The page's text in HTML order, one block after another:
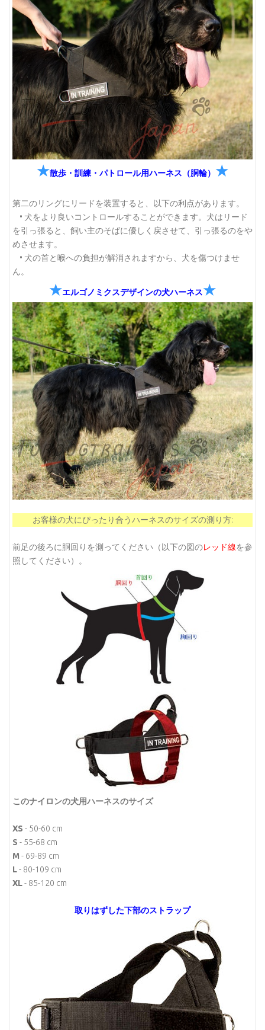
★散歩・訓練・パトロール用ハーネス（胴輪） ★
第二のリングにリードを装置すると、以下の利点があります。
• 犬をより良いコントロールすることができます。犬はリード
を引っ張ると、飼い主のそばに優しく戻させて、引っ張るのをや
めさせます。
• 犬の首と喉への負担が解消されますから、犬を傷つけませ
ん。
★エルゴノミクスデザインの犬ハーネス★
お客様の犬にぴったり合うハーネスのサイズの測り方:
前足の後ろに胴回りを測ってください（以下の図のレッド線を参
照してください）。
このナイロンの犬用ハーネスのサイズ
XS - 50-60 cm
S - 55-68 cm
M - 69-89 cm
L- 80-109 cm
XL- 85-120 cm
取りはずした下部のストラップ